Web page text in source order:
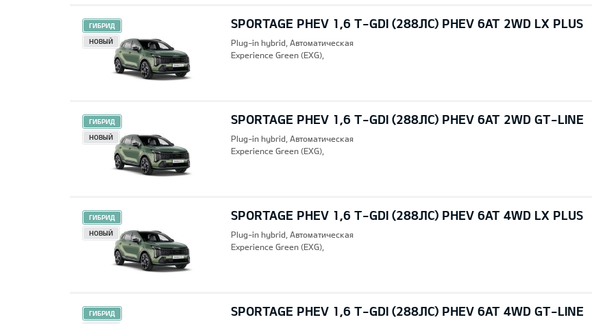
SPORTAGE PHEV 1,6 T-GDI (288ЛС) PHEV 6AT 2WD LX PLUS
ГИБРИД
НОВЫЙ
Plug-in hybrid, Автоматическая
Experience Green (EXG),
SPORTAGE PHEV 1,6 T-GDI (288ЛС) PHEV 6AT 2WD GT-LINE
ГИБРИД
НОВЫЙ
Plug-in hybrid, Автоматическая
Experience Green (EXG),
SPORTAGE PHEV 1,6 T-GDI (288ЛС) PHEV 6AT 4WD LX PLUS
ГИБРИД
НОВЫЙ
Plug-in hybrid, Автоматическая
Experience Green (EXG),
SPORTAGE PHEV 1,6 T-GDI (288ЛС) PHEV 6AT 4WD GT-LINE
ГИБРИД